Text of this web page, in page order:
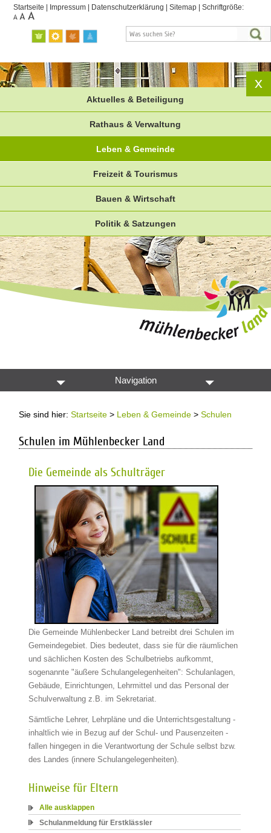
Startseite Impressum Datenschutzerklärung |Sitemap |Schriftgröße:
Aktuelles & Beteiligung
Rathaus & Verwaltung
Leben & Gemeinde
Freizeit & Tourismus
Bauen & Wirtschaft
Politik & Satzungen
Navigation
Sie sind hier:Startseite > Leben & Gemeinde >Schulen
Schulen im Mühlenbecker Land
Die Gemeinde als Schulträger
Die Gemeinde Mühlenbecker Land betreibt drei Schulen im
Gemeindegebiet. Dies bedeutet, dass sie für die räumlichen
und sächlichen Kosten des Schulbetriebs aufkommt,
sogenannte "äußere Schulangelegenheiten": Schulanlagen,
Gebäude, Einrichtungen, Lehrmittel und das Personal der
Schulverwaltung z.B. im Sekretariat.
Sämtliche Lehrer, Lehrpläne und die Unterrichtsgestaltung -
inhaltlich wie in Bezug auf der Schul- und Pausenzeiten -
fallen hingegen in die Verantwortung der Schule selbst bzw.
des Landes (innere Schulangelegenheiten).
Hinweise für Eltern
Alle ausklappen
Schulanmeldung für Erstklässler